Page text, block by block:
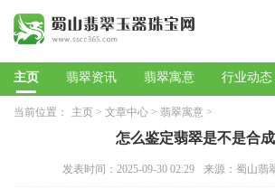
主页 翡翠资讯 翡翠寓意 行业动态
当前位置： 主页 > 文章中心 > 翡翠寓意 >
怎么鉴定翡翠是不是合
发表时间：2025-09-30 02:29 来源：蜀山翡